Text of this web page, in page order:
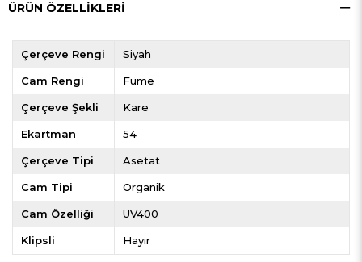
ÜRÜN ÖZELLIKLERI
Çerçeve Rengi Siyah
Cam Rengi Füme
Çerçeve Şekli Kare
Ekartman 54
Çerçeve Tipi Asetat
Cam Tipi Organik
Cam Özelliği UV400
Klipsli Hayır